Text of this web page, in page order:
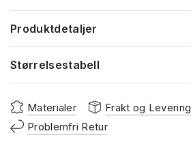
Produktdetaljer
Størrelsestabell
Materialer
Frakt og Levering
Problemfri Retur